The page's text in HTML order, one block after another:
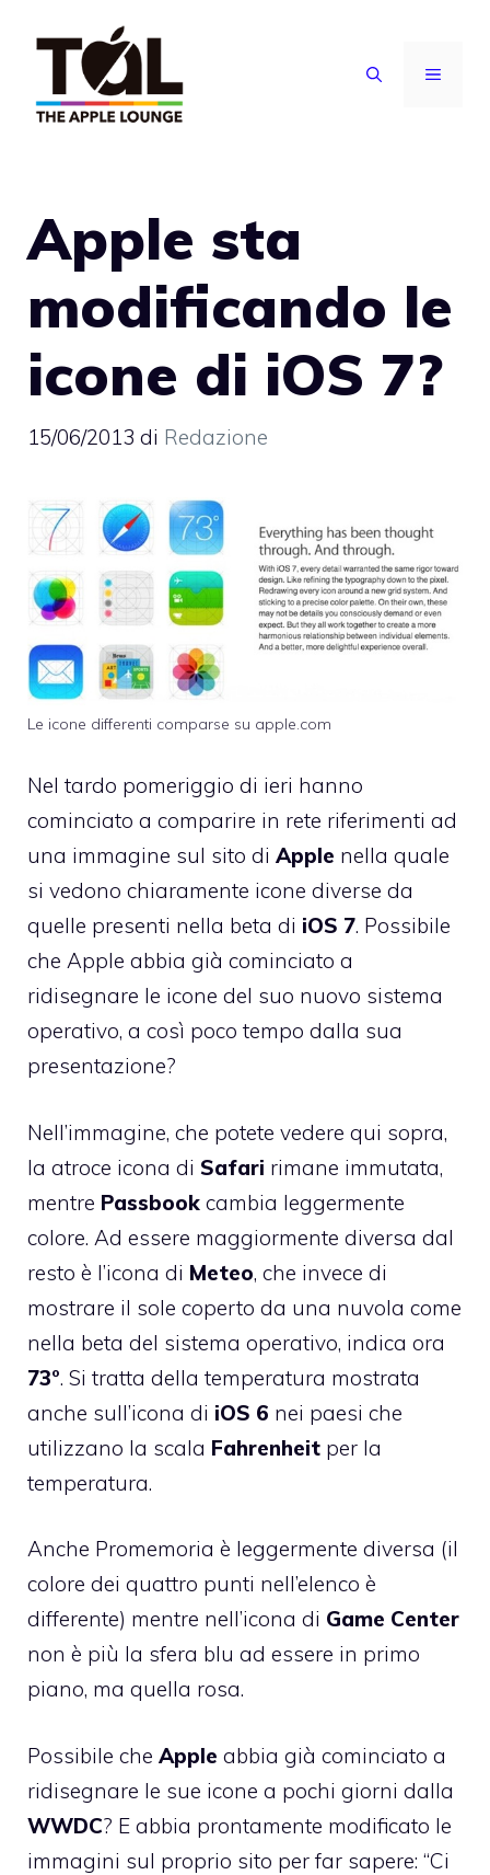
contenuto
MENU
Apple sta
modificando le
icone di iOS 7?
15/06/2013 di Redazione
Le icone differenti comparse su apple.com
Nel tardo pomeriggio di ieri hanno
cominciato a comparire in rete riferimenti ad
una immagine sul sito di Apple nella quale
si vedono chiaramente icone diverse da
quelle presenti nella beta di iOS 7. Possibile
che Apple abbia già cominciato a
ridisegnare le icone del suo nuovo sistema
operativo, a così poco tempo dalla sua
presentazione?
Nell’immagine, che potete vedere qui sopra,
la atroce icona di Safari rimane immutata,
mentre Passbook cambia leggermente
colore. Ad essere maggiormente diversa dal
resto è l’icona di Meteo, che invece di
mostrare il sole coperto da una nuvola come
nella beta del sistema operativo, indica ora
73°. Si tratta della temperatura mostrata
anche sull’icona di iOS 6 nei paesi che
utilizzano la scala Fahrenheit per la
temperatura.
Anche Promemoria è leggermente diversa (il
colore dei quattro punti nell’elenco è
differente) mentre nell’icona di Game Center
non è più la sfera blu ad essere in primo
piano, ma quella rosa.
Possibile che Apple abbia già cominciato a
ridisegnare le sue icone a pochi giorni dalla
WWDC? E abbia prontamente modificato le
immagini sul proprio sito per far sapere: “Ci